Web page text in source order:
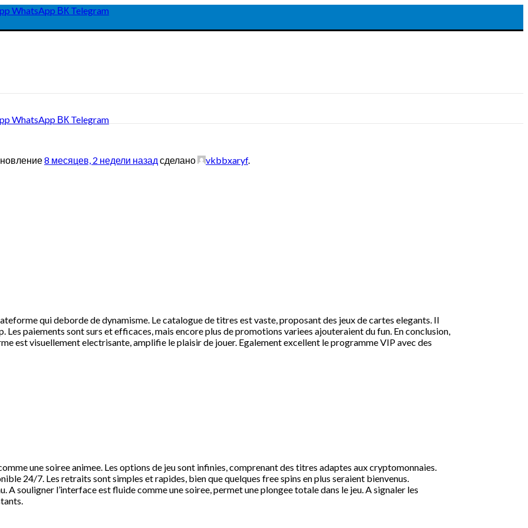
WhatsApp ВК Telegram
WhatsApp ВК Telegram
8 месяцев, 2 недели назад сделано vkbbxaryf.
qui deborde de dynamisme. Le catalogue de titres est vaste, proposant des jeux de cartes elegants. Il
paiements sont surs et efficaces, mais encore plus de promotions variees ajouteraient du fun. En conclusion,
est visuellement electrisante, amplifie le plaisir de jouer. Egalement excellent le programme VIP avec des
une soiree animee. Les options de jeu sont infinies, comprenant des titres adaptes aux cryptomonnaies.
24/7. Les retraits sont simples et rapides, bien que quelques free spins en plus seraient bienvenus.
souligner l’interface est fluide comme une soiree, permet une plongee totale dans le jeu. A signaler les